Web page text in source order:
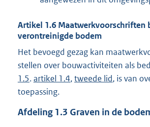
Artikel 1.6 Maatwerkvoorschriften
verontreinigde bodem
Het bevoegd gezag kan
stellen over bouwactiviteiten als
1.5.artikel 1.4,tweede lid, is van
toepassing.
Afdeling 1.3 Graven in de